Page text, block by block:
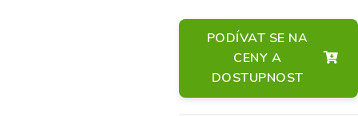
PODÍVAT SE NA
CENY A
DOSTUPNOST